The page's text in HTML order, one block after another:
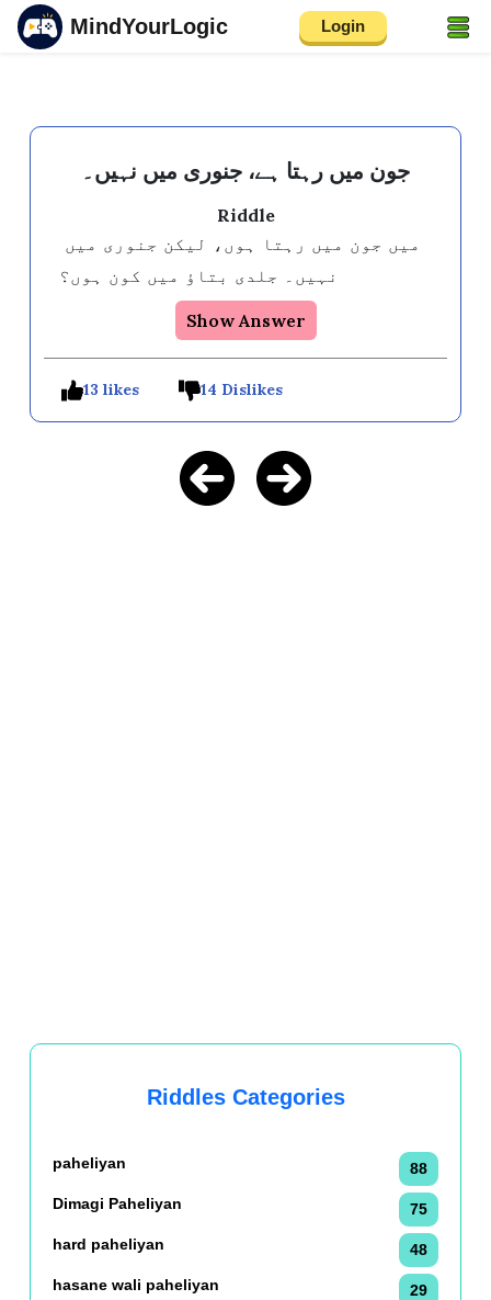
MindYourLogic Login
جون میں رہتا ہے، جنوری میں نہیں۔
Riddle
نہیں۔ جلدی بتاؤ میں کون ہوں؟
Show Answer
13 likes 14 Dislikes
Riddles Categories
paheliyan
88
Dimagi Paheliyan
75
hard paheliyan
48
hasane wali paheliyan
29